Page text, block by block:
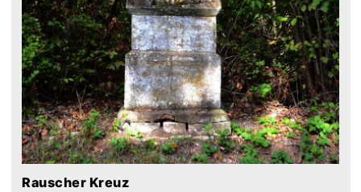
Rauscher Kreuz